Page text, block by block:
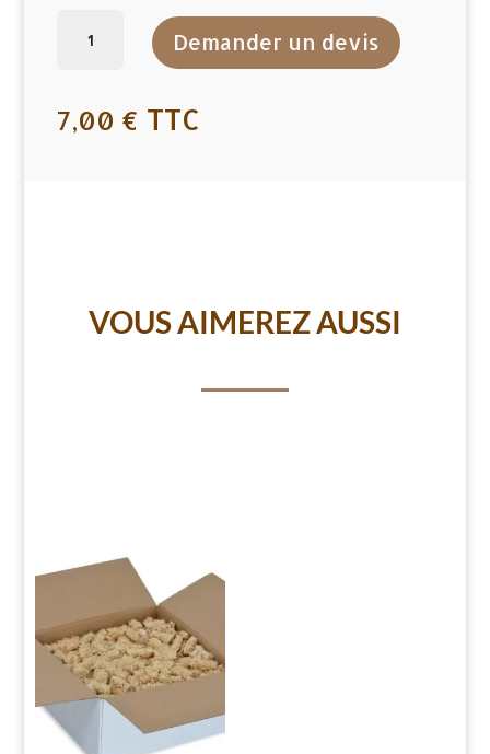
FEU
Demander un devis
7,00 € TTC
VOUS AIMEREZ AUSSI